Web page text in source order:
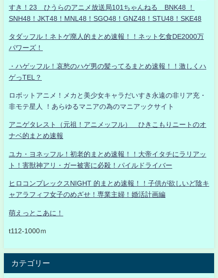
すき！23 ひうらのアニメ放送局101ちゃんねる BNK48 ！
SNH48！JKT48！MNL48！SGO48！GNZ48！STU48！SKE48
タダッフル！ネトゲ廃人的まとめ速報！！ネット乞食DE2000万
パワーズ！
・ハゲッフル！哀愁のハゲ男の髪ってるまとめ速報！！激しくハ
ゲっTEL？
ロボットアニメ！メカと美少女キャラだいすき永遠の非リア充・
非モテ星人 ！あらゆるマニアの為のマニアックサイト
アニゲタレスト（元祖！アニメッフル） ひきこもりニートのオ
ナベ的まとめ速報
ユカ・ヨネッフル！初老的まとめ速報！！大帝イタチにラリアッ
ト！害獣神アリ・ガー被害に必殺！パイルドライバー
ヒロコンプレックスNIGHT 的まとめ速報！！子供が欲しいど陰キ
ャアラフィフ女子のめざせ！専業主婦！婚活計画編
萌えっとこあに！
t112-1000ｍ
カテゴリー